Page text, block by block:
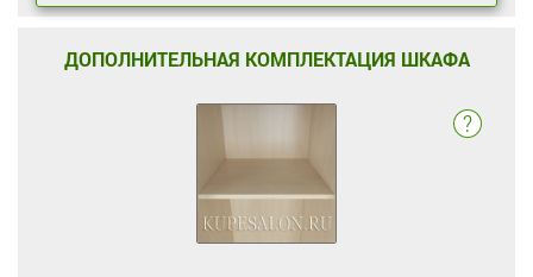
ДОПОЛНИТЕЛЬНАЯ КОМПЛЕКТАЦИЯ ШКАФА